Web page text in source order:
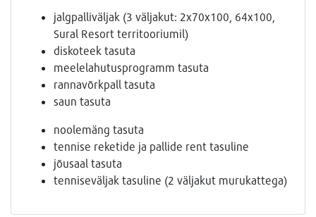
jalgpalliväljak (3 väljakut: 2x70x100, 64x100,
Sural Resort territooriumil)
diskoteek tasuta
meelelahutusprogramm tasuta
rannavõrkpall tasuta
saun tasuta
noolemäng tasuta
tennise reketide ja pallide rent tasuline
jõusaal tasuta
tenniseväljak tasuline (2 väljakut murukattega)